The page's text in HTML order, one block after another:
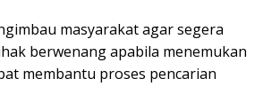
masyarakat agar segera
berwenang apabila menemukan
membantu proses pencarian